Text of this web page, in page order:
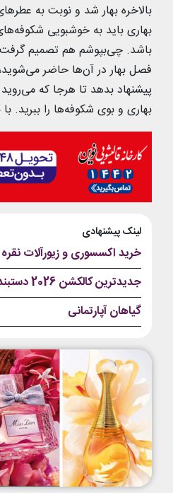
بالاخره بهار شد و نوبت به
بهاری باید به خوشبویی
باشد. چی‌بپوشم هم تصمیم گرفت
فصل بهار در آن‌ها حاضر
پیشنهاد بدهد تا هرجا که
بهاری و بوی شکوفه‌ها را ببرید.
لینک پیشنهادی
خرید اکسسوری و زیورآلات نقره
جدیدترین کالکشن 2026 دستبند نقره پاندورا
گیاهان آپارتمانی